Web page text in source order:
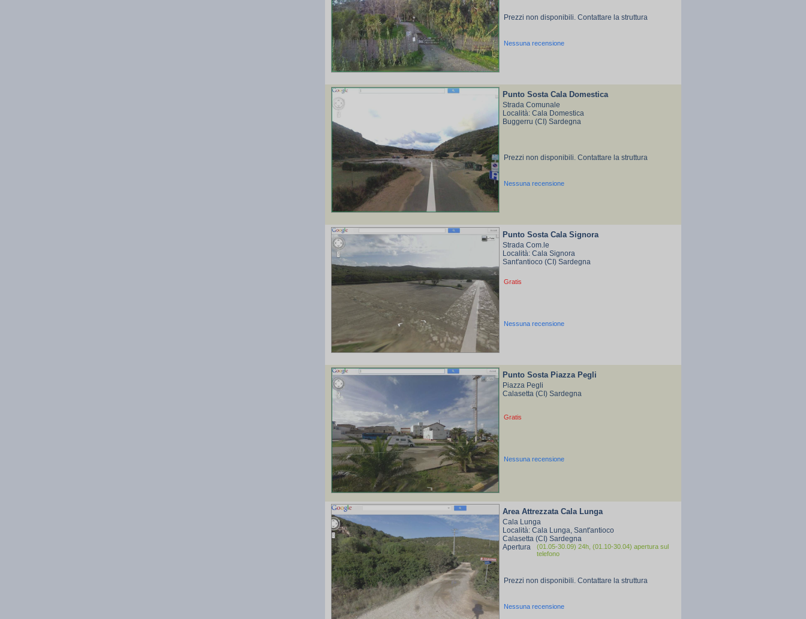
Prezzi non disponibili. Contattare la struttura
Nessuna recensione
Punto Sosta Cala Domestica
Strada Comunale
Località: Cala Domestica
Buggerru (CI) Sardegna
Prezzi non disponibili. Contattare la struttura
Nessuna recensione
Punto Sosta Cala Signora
Strada Com.le
Località: Cala Signora
Sant'antioco (CI) Sardegna
Gratis
Nessuna recensione
Punto Sosta Piazza Pegli
Piazza Pegli
Calasetta (CI) Sardegna
Gratis
Nessuna recensione
Area Attrezzata Cala Lunga
Cala Lunga
Località: Cala Lunga, Sant'antioco
Calasetta (CI) Sardegna
Apertura
(01.05-30.09) 24h, (01.10-30.04) apertura sul
telefono
Prezzi non disponibili. Contattare la struttura
Nessuna recensione